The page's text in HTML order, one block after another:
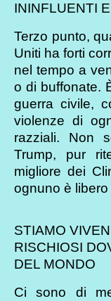
ININFLUENTI
Terzo punto,
Uniti ha forti
nel tempo a
o di buffonate.
guerra civile,
violenze di
razziali. Non
Trump, pur
migliore dei
ognuno è
STIAMO
RISCHIOSI
DEL MONDO
Ci sono di